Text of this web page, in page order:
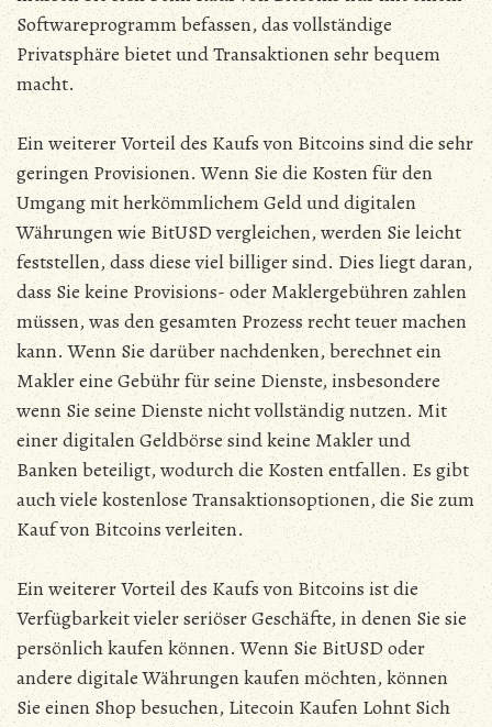
Softwareprogramm befassen, das vollständige
Privatsphäre bietet und Transaktionen sehr bequem
macht.
Ein weiterer Vorteil des Kaufs von Bitcoins sind die sehr
geringen Provisionen. Wenn Sie die Kosten für den
Umgang mit herkömmlichem Geld und digitalen
Währungen wie BitUSD vergleichen, werden Sie leicht
feststellen, dass diese viel billiger sind. Dies liegt daran,
dass Sie keine Provisions- oder Maklergebühren zahlen
müssen, was den gesamten Prozess recht teuer machen
kann. Wenn Sie darüber nachdenken, berechnet ein
Makler eine Gebühr für seine Dienste, insbesondere
wenn Sie seine Dienste nicht vollständig nutzen. Mit
einer digitalen Geldbörse sind keine Makler und
Banken beteiligt, wodurch die Kosten entfallen. Es gibt
auch viele kostenlose Transaktionsoptionen, die Sie zum
Kauf von Bitcoins verleiten.
Ein weiterer Vorteil des Kaufs von Bitcoins ist die
Verfügbarkeit vieler seriöser Geschäfte, in denen Sie sie
persönlich kaufen können. Wenn Sie BitUSD oder
andere digitale Währungen kaufen möchten, können
Sie einen Shop besuchen, Litecoin Kaufen Lohnt Sich